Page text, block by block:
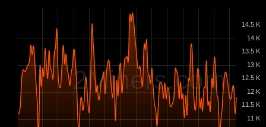
2Miners.com
11 K
11.5 K
12 K
12.5 K
13 K
13.5 K
14 K
14.5 K